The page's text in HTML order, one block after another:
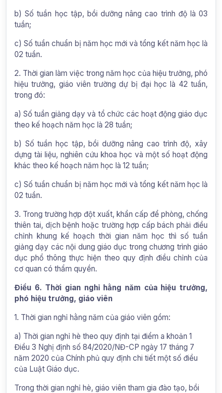
b) Số tuần học tập, bồi dưỡng nâng cao trình độ là 03
tuần;
c) Số tuần chuẩn bị năm học mới và tổng kết năm học là
02 tuần.
2. Thời gian làm việc trong năm học của hiệu trưởng, phó
hiệu trưởng, giáo viên trường dự bị đại học là 42 tuần,
trong đó:
a) Số tuần giảng dạy và tổ chức các hoạt động giáo dục
theo kế hoạch năm học là 28 tuần;
b) Số tuần học tập, bồi dưỡng nâng cao trình độ, xây
dựng tài liệu, nghiên cứu khoa học và một số hoạt động
khác theo kế hoạch năm học là 12 tuần;
c) Số tuần chuẩn bị năm học mới và tổng kết năm học là
02 tuần.
3. Trong trường hợp đột xuất, khẩn cấp để phòng, chống
thiên tai, dịch bệnh hoặc trường hợp cấp bách phải điều
chỉnh khung kế hoạch thời gian năm học thì số tuần
giảng dạy các nội dung giáo dục trong chương trình giáo
dục phổ thông thực hiện theo quy định điều chỉnh của
cơ quan có thẩm quyền.
Điều 6. Thời gian nghỉ hằng năm của hiệu trưởng,
phó hiệu trưởng, giáo viên
1. Thời gian nghỉ hằng năm của giáo viên gồm:
a) Thời gian nghỉ hè theo quy định tại điểm a khoản 1
Điều 3 Nghị định số 84/2020/NĐ-CP ngày 17 tháng 7
năm 2020 của Chính phủ quy định chi tiết một số điều
của Luật Giáo dục.
Trong thời gian nghỉ hè, giáo viên tham gia đào tạo, bồi